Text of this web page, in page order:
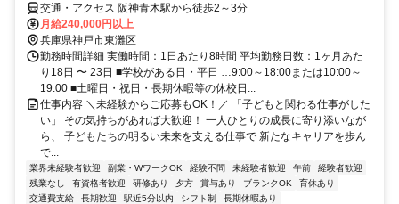
交通・アクセス 阪神青木駅から徒歩2～3分
月給240,000円以上
兵庫県神戸市東灘区
勤務時間詳細 実働時間：1日あたり8時間 平均勤務日数：1ヶ月あた
り18日 〜 23日 ■学校がある日・平日 …9:00～18:00または10:00～
19:00 ■土曜日・祝日・長期休暇等の休校日...
仕事内容 ＼未経験からご応募もOK！／ 「子どもと関わる仕事がした
い」 その気持ちがあれば大歓迎！ 一人ひとりの成長に寄り添いなが
ら、 子どもたちの明るい未来を支える仕事で 新たなキャリアを歩ん
で...
業界未経験者歓迎 副業・WワークOK 経験不問 未経験者歓迎 午前
経験者歓迎
残業なし
有資格者歓迎 研修あり 夕方 賞与あり ブランクOK
育休あり
交通費支給
長期歓迎 駅近5分以内 シフト制 長期休暇あり